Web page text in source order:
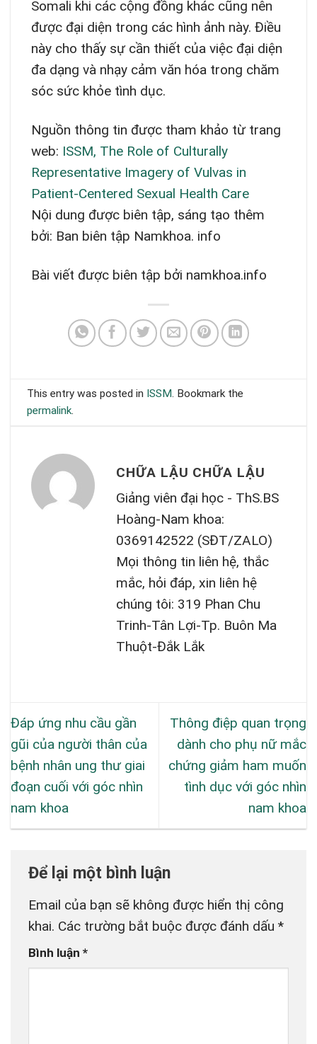
Somali khi các cộng đồng khác cũng nên
được đại diện trong các hình ảnh này. Điều
này cho thấy sự cần thiết của việc đại diện
đa dạng và nhạy cảm văn hóa trong chăm
sóc sức khỏe tình dục.
Nguồn thông tin được tham khảo từ trang
web: ISSM, The Role of Culturally
Representative Imagery of Vulvas in
Patient-Centered Sexual Health Care
Nội dung được biên tập, sáng tạo thêm
bởi: Ban biên tập Namkhoa. info
Bài viết được biên tập bởi namkhoa.info
This entry was posted in ISSM. Bookmark the
permalink.
CHỮA LẬU CHỮA LẬU
Giảng viên đại học - ThS.BS
Hoàng-Nam khoa:
0369142522 (SĐT/ZALO)
Mọi thông tin liên hệ, thắc
mắc, hỏi đáp, xin liên hệ
chúng tôi: 319 Phan Chu
Trinh-Tân Lợi-Tp. Buôn Ma
Thuột-Đắk Lắk
Đáp ứng nhu cầu gần
gũi của người thân của
bệnh nhân ung thư giai
đoạn cuối với góc nhìn
nam khoa
Thông điệp quan trọng
dành cho phụ nữ mắc
chứng giảm ham muốn
tình dục với góc nhìn
nam khoa
Để lại một bình luận
Email của bạn sẽ không được hiển thị công
khai. Các trường bắt buộc được đánh dấu *
Bình luận *